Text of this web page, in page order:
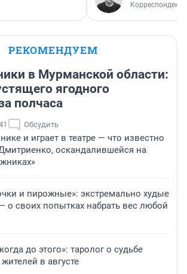
Корреспондент
РЕКОМЕНДУЕМ
в Мурманской области:
ягодного
полчаса
Обсудить
и играет в театре — что известно
оскандалившейся на
и пирожные»: экстремально худые
о своих попытках набрать вес любой
до этого»: таролог о судьбе
в августе